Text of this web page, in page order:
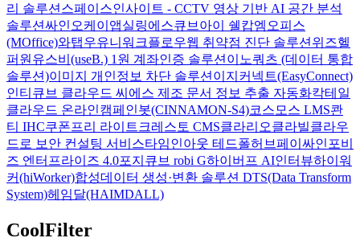
리 솔루션 스페이스인사이트 - CCTV 영상 기반 AI 공간 분석
솔루션싸인오케이 앱실링에스큐브아이 쉘캅엠오피스
(MOffice)와탭우유니 워크플로우웹 취약점 진단 솔루션 위즈헬
퍼원 유스비(useB.) 1원 계좌인증 솔루션 이노쿼츠 (데이터 통합
솔루션)이미지 개인정보 차단 솔루션 이지커넥트(EasyConnect)
인티큐브 클라우드 씨에스 제조 문서 정보 추출 자동화칵테일
클라우드 온라인캠페인봇(CINNAMON-S4)코스모스 LMS콴
티 IHC쿠폰프리 라이트 크레스토 CMS클라리오클라빌클라우
드로 보안 컨설팅 서비스타임인아웃 테드폴허브페이싸인 포비
즈 엔터프라이즈 4.0포지큐브 robi G하이버프 AI인터뷰하이워
커(hiWorker)합성데이터 생성·변환 솔루션 DTS(Data Transform
System)헤임달(HAIMDALL)
CoolFilter